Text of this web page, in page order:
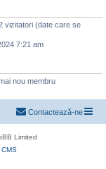
vizitatori (date care se
7:21 am
nou membru
Contactează-ne
Limited